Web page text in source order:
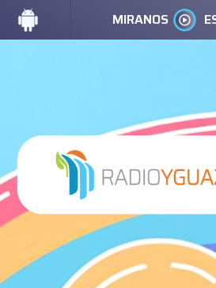
MIRANOS